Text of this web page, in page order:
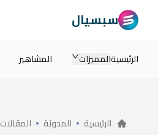
سبسيال
الرئيسيةالمميزات المشاهير
الرئيسية المدونة المقالات